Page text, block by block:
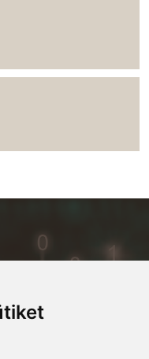
a nemzetközi